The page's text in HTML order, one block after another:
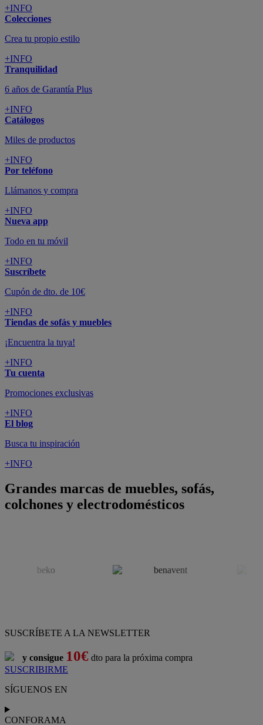
+INFO
Colecciones
Crea tu propio estilo
+INFO
Tranquilidad
6 años de Garantía Plus
+INFO
Catálogos
Miles de productos
+INFO
Por teléfono
Llámanos y compra
+INFO
Nueva app
Todo en tu móvil
+INFO
Suscríbete
Cupón de dto. de 10€
+INFO
Tiendas de sofás y muebles
¡Encuentra la tuya!
+INFO
Tu cuenta
Promociones exclusivas
+INFO
El blog
Busca tu inspiración
+INFO
Grandes marcas de muebles, sofás,
colchones y electrodomésticos
SUSCRÍBETE A LA NEWSLETTER
y consigue 10€ dto para la próxima compra
SUSCRIBIRME
SÍGUENOS EN
CONFORAMA